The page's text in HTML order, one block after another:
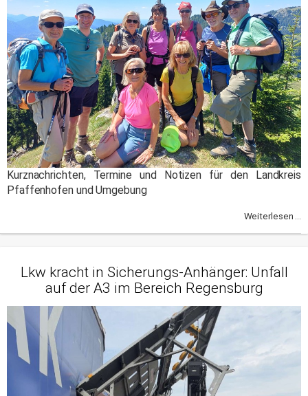
Kurznachrichten, Termine und Notizen für den Landkreis
Pfaffenhofen und Umgebung
Weiterlesen ...
Lkw kracht in Sicherungs-Anhänger: Unfall
auf der A3 im Bereich Regensburg